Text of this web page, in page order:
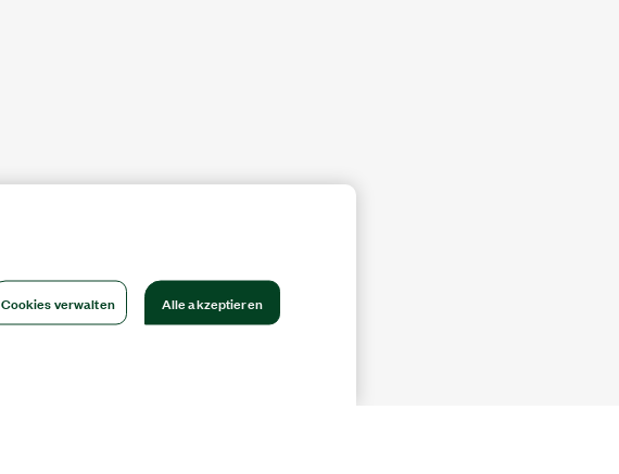
Cookies verwalten Alle akzeptieren